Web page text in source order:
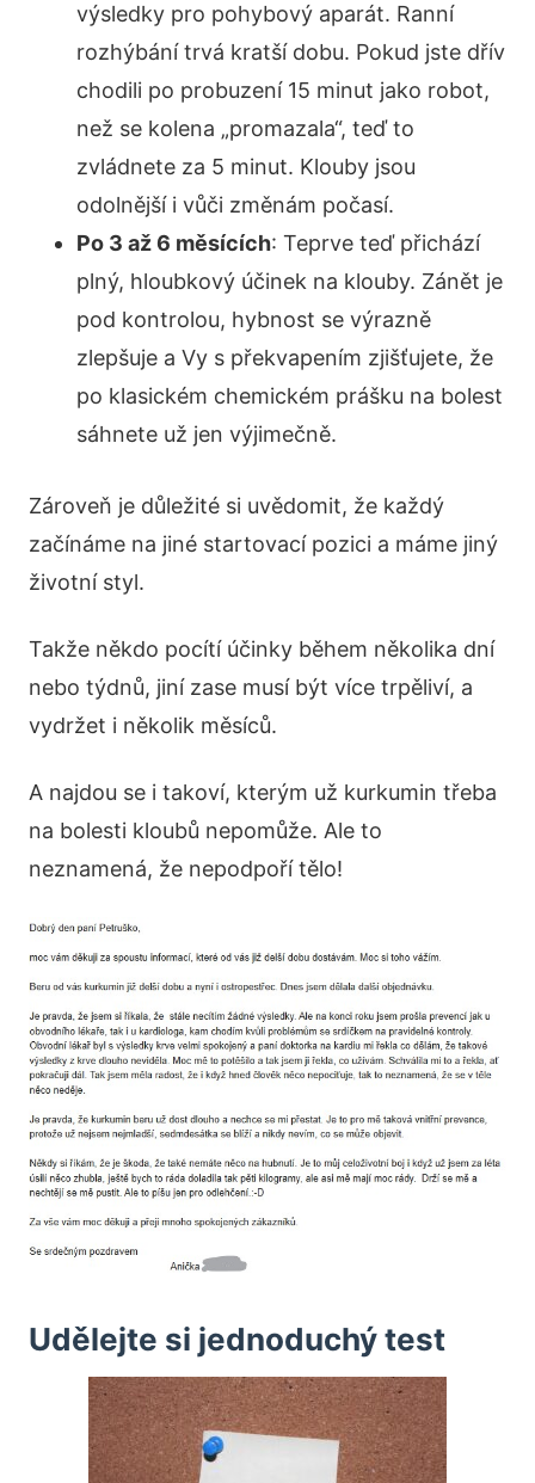
výsledky pro pohybový aparát. Ranní
rozhýbání trvá kratší dobu. Pokud jste dřív
chodili po probuzení 15 minut jako robot,
než se kolena „promazala“, teď to
zvládnete za 5 minut. Klouby jsou
odolnější i vůči změnám počasí.
Po 3 až 6 měsících: Teprve teď přichází
plný, hloubkový účinek na klouby. Zánět je
pod kontrolou, hybnost se výrazně
zlepšuje a Vy s překvapením zjišťujete, že
po klasickém chemickém prášku na bolest
sáhnete už jen výjimečně.
Zároveň je důležité si uvědomit, že každý
začínáme na jiné startovací pozici a máme jiný
životní styl.
Takže někdo pocítí účinky během několika dní
nebo týdnů, jiní zase musí být více trpěliví, a
vydržet i několik měsíců.
A najdou se i takoví, kterým už kurkumin třeba
na bolesti kloubů nepomůže. Ale to
neznamená, že nepodpoří tělo!
Udělejte si jednoduchý test